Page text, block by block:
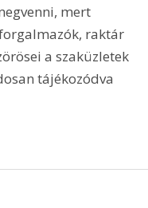
mert
raktár
a szaküzletek
tájékozódva